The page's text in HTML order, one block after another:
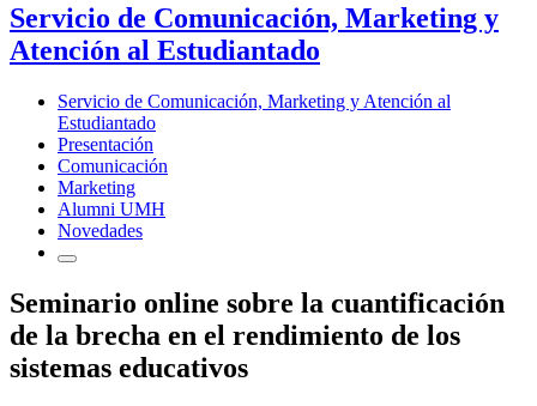
Servicio de Comunicación, Marketing y
Atención al Estudiantado
Servicio de Comunicación, Marketing y Atención al
Estudiantado
Presentación
Comunicación
Marketing
Alumni UMH
Novedades
Seminario online sobre la cuantificación
de la brecha en el rendimiento de los
sistemas educativos